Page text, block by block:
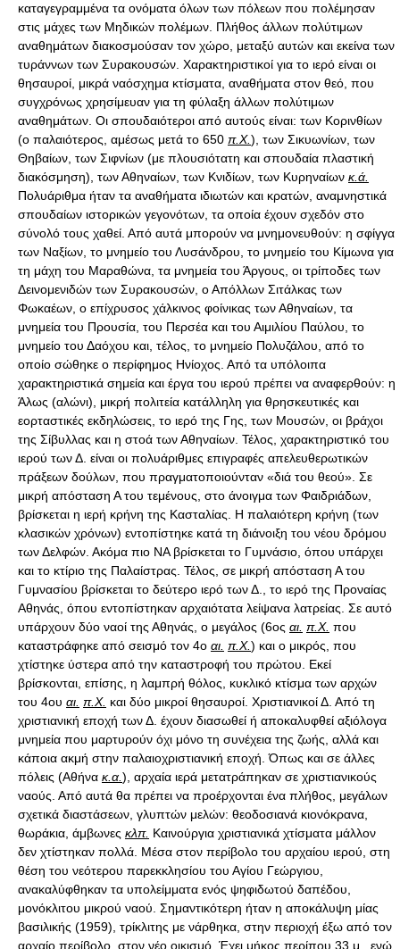
καταγεγραμμένα τα ονόματα όλων των πόλεων που πολέμησαν
στις μάχες των Μηδικών πολέμων. Πλήθος άλλων πολύτιμων
αναθημάτων διακοσμούσαν τον χώρο, μεταξύ αυτών και εκείνα των
τυράννων των Συρακουσών. Χαρακτηριστικοί για το ιερό είναι οι
θησαυροί, μικρά ναόσχημα κτίσματα, αναθήματα στον θεό, που
συγχρόνως χρησίμευαν για τη φύλαξη άλλων πολύτιμων
αναθημάτων. Οι σπουδαιότεροι από αυτούς είναι: των Κορινθίων
(ο παλαιότερος, αμέσως μετά το 650 π.Χ.), των Σικυωνίων, των
Θηβαίων, των Σιφνίων (με πλουσιότατη και σπουδαία πλαστική
διακόσμηση), των Αθηναίων, των Κνιδίων, των Κυρηναίων κ.ά.
Πολυάριθμα ήταν τα αναθήματα ιδιωτών και κρατών, αναμνηστικά
σπουδαίων ιστορικών γεγονότων, τα οποία έχουν σχεδόν στο
σύνολό τους χαθεί. Από αυτά μπορούν να μνημονευθούν: η σφίγγα
των Ναξίων, το μνημείο του Λυσάνδρου, το μνημείο του Κίμωνα για
τη μάχη του Μαραθώνα, τα μνημεία του Άργους, οι τρίποδες των
Δεινομενιδών των Συρακουσών, ο Απόλλων Σιτάλκας των
Φωκαέων, ο επίχρυσος χάλκινος φοίνικας των Αθηναίων, τα
μνημεία του Προυσία, του Περσέα και του Αιμιλίου Παύλου, το
μνημείο του Δαόχου και, τέλος, το μνημείο Πολυζάλου, από το
οποίο σώθηκε ο περίφημος Ηνίοχος. Από τα υπόλοιπα
χαρακτηριστικά σημεία και έργα του ιερού πρέπει να αναφερθούν: η
Άλως (αλώνι), μικρή πολιτεία κατάλληλη για θρησκευτικές και
εορταστικές εκδηλώσεις, το ιερό της Γης, των Μουσών, οι βράχοι
της Σίβυλλας και η στοά των Αθηναίων. Τέλος, χαρακτηριστικό του
ιερού των Δ. είναι οι πολυάριθμες επιγραφές απελευθερωτικών
πράξεων δούλων, που πραγματοποιούνταν «διά του θεού». Σε
μικρή απόσταση Α του τεμένους, στο άνοιγμα των Φαιδριάδων,
βρίσκεται η ιερή κρήνη της Κασταλίας. Η παλαιότερη κρήνη (των
κλασικών χρόνων) εντοπίστηκε κατά τη διάνοιξη του νέου δρόμου
των Δελφών. Ακόμα πιο ΝΑ βρίσκεται το Γυμνάσιο, όπου υπάρχει
και το κτίριο της Παλαίστρας. Τέλος, σε μικρή απόσταση Α του
Γυμνασίου βρίσκεται το δεύτερο ιερό των Δ., το ιερό της Προναίας
Αθηνάς, όπου εντοπίστηκαν αρχαιότατα λείψανα λατρείας. Σε αυτό
υπάρχουν δύο ναοί της Αθηνάς, ο μεγάλος (6ος αι. π.Χ. που
καταστράφηκε από σεισμό τον 4o αι. π.Χ.) και ο μικρός, που
χτίστηκε ύστερα από την καταστροφή του πρώτου. Εκεί
βρίσκονται, επίσης, η λαμπρή θόλος, κυκλικό κτίσμα των αρχών
του 4ου αι. π.Χ. και δύο μικροί θησαυροί. Χριστιανικοί Δ. Από τη
χριστιανική εποχή των Δ. έχουν διασωθεί ή αποκαλυφθεί αξιόλογα
μνημεία που μαρτυρούν όχι μόνο τη συνέχεια της ζωής, αλλά και
κάποια ακμή στην παλαιοχριστιανική εποχή. Όπως και σε άλλες
πόλεις (Αθήνα κ.α. ), αρχαία ιερά μετατράπηκαν σε χριστιανικούς
ναούς. Από αυτά θα πρέπει να προέρχονται ένα πλήθος, μεγάλων
σχετικά διαστάσεων, γλυπτών μελών: θεοδοσιανά κιονόκρανα,
θωράκια, άμβωνες κλπ. Καινούργια χριστιανικά χτίσματα μάλλον
δεν χτίστηκαν πολλά. Μέσα στον περίβολο του αρχαίου ιερού, στη
θέση του νεότερου παρεκκλησίου του Αγίου Γεώργιου,
ανακαλύφθηκαν τα υπολείμματα ενός ψηφιδωτού δαπέδου,
μονόκλιτου μικρού ναού. Σημαντικότερη ήταν η αποκάλυψη μίας
βασιλικής (1959), τρίκλιτης με νάρθηκα, στην περιοχή έξω από τον
αρχαίο περίβολο, στον νέο οικισμό. Έχει μήκος περίπου 33 μ., ενώ